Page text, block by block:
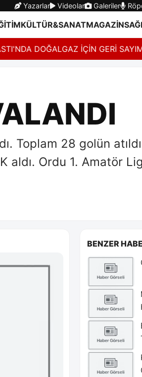
Yazarlar Videolar Galeriler
KÜLTÜR&SANATMAGAZİN
DOĞALGAZ İÇİN GERİ SAYIM
Toplam 28 golün
aldı. Ordu 1. Amatör
BENZER